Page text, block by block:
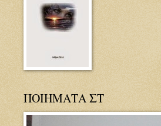
ΠΟΙΗΜΑΤΑ ΣΤ